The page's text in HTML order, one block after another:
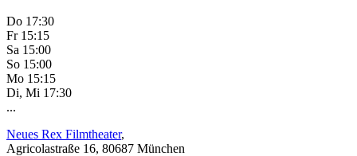
Do 17:30
Fr 15:15
Sa 15:00
So 15:00
Mo 15:15
Di, Mi 17:30
...
Neues Rex Filmtheater,
Agricolastraße 16, 80687 München